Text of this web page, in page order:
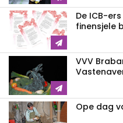
De ICB-
finensjele
VVV
Ope dag